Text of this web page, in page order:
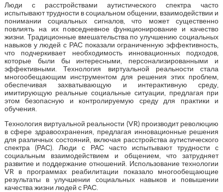
Люди с расстройствами аутистического спектра часто
испытывают трудности в социальном общении, взаимодействии и
понимании социальных сигналов, что может существенно
повлиять на их повседневное функционирование и качество
жизни. Традиционные вмешательства по улучшению социальных
навыков у людей с РАС показали ограниченную эффективность,
что подчеркивает необходимость инновационных подходов,
которые были бы интересными, персонализированными и
эффективными. Технология виртуальной реальности стала
многообещающим инструментом для решения этих проблем,
обеспечивая захватывающую и интерактивную среду,
имитирующую реальные социальные ситуации, предлагая при
этом безопасную и контролируемую среду для практики и
обучения.
Технология виртуальной реальности (VR) производит революцию
в сфере здравоохранения, предлагая инновационные решения
для различных состояний, включая расстройства аутистического
спектра (РАС). Люди с РАС часто испытывают трудности с
социальным взаимодействием и общением, что затрудняет
развитие и поддержание отношений. Использование технологии
VR в программах реабилитации показало многообещающие
результаты в улучшении социальных навыков и повышении
качества жизни людей с РАС.